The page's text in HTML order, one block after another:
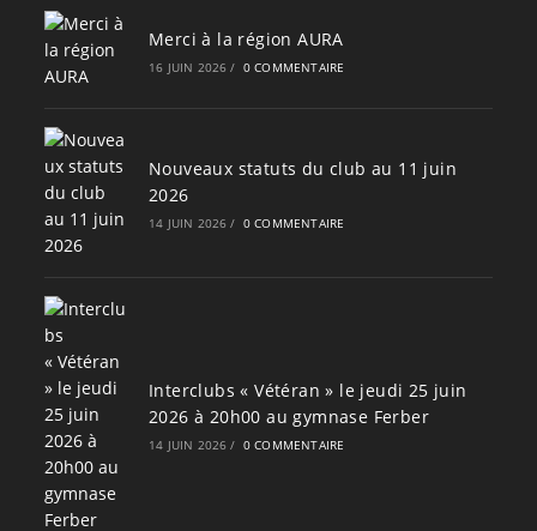
Merci à la région AURA
16 JUIN 2026 / 0 COMMENTAIRE
Nouveaux statuts du club au 11 juin
2026
14 JUIN 2026 / 0 COMMENTAIRE
Interclubs « Vétéran » le jeudi 25 juin
2026 à 20h00 au gymnase Ferber
14 JUIN 2026 / 0 COMMENTAIRE